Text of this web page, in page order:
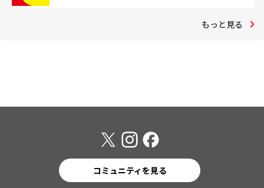
もっと見る
コミュニティを見る